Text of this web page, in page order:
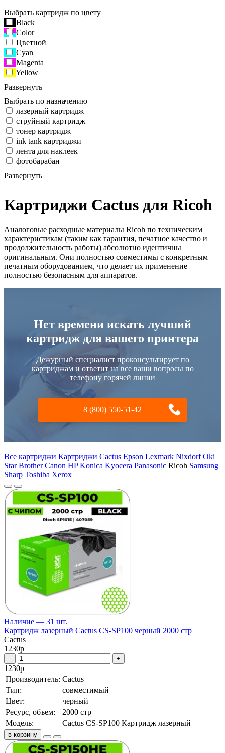
Выбрать картридж по цвету
Black
Color
Цветной
Cyan
Magenta
Yellow
Развернуть
Выбрать по назначению
лазерный картридж
струйный картридж
тонер картридж
ink tank картриджи
лента для наклеек
фотобарабан
Развернуть
Картриджи Cactus для Ricoh
Аналоговые расходные материалы Ricoh по техническим
характеристикам (таким как гарантия, печатное качество и
продолжительность работы) абсолютно идентичны
оригинальным. Они полностью совместимы с конкретным
печатным оборудованием, что делает их применение
полностью безопасным для аппаратов.
Нет времени искать лучший
картридж для вашего принтера
Дежурный специалист проконсультирует по
картриджам и ответит на все ваши вопросы по
телефону горячей линии
8 (800) 550-51-42
Все картриджи Картриджи Cactus Epson Lexmark NixdorfOki
StarBrotherCanon HPKonica Kyocera Panasonic Ricoh Samsung
Sharp Toshiba Xerox
Наличие — 31 шт.
Картридж лазерный Cactus CS-SP100 черный 2000 стр
Cactus
1230р
– +
1230р
Производитель: Cactus
Тип:
совместимый
Цвет:
черный
Ресурс, объем:
2000 стр
Модель:
Cactus CS-SP100 Картридж лазерный
в корзину